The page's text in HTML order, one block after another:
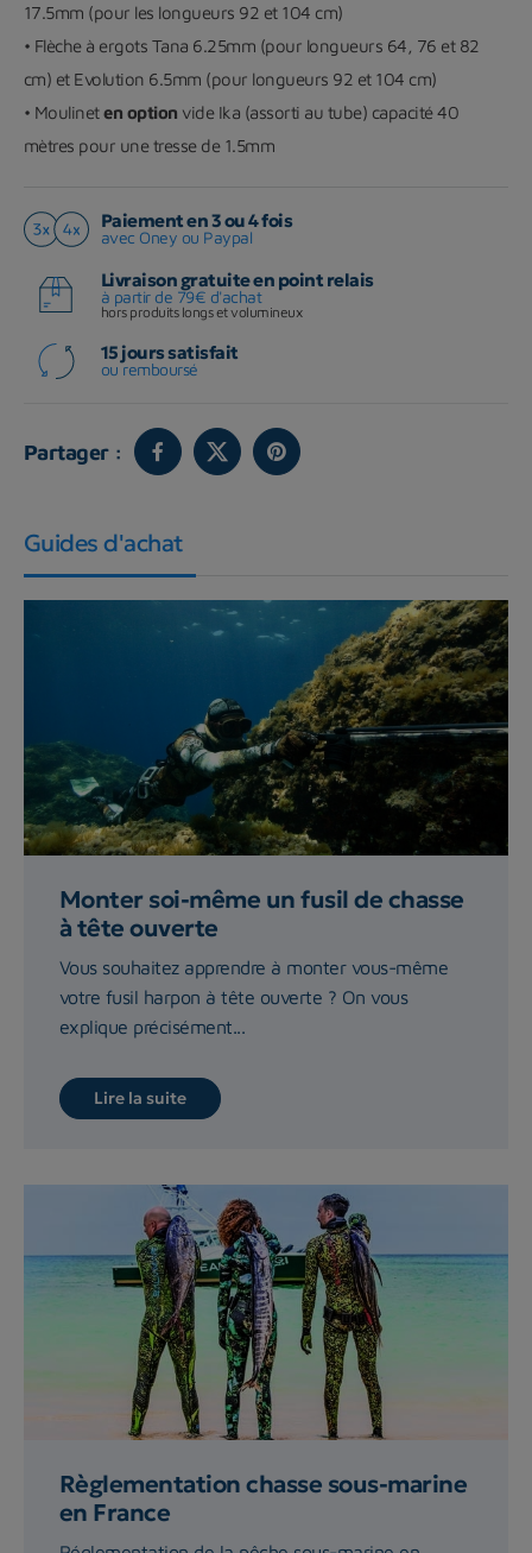
17.5mm (pour les longueurs 92 et 104 cm)
• Flèche à ergots Tana 6.25mm (pour longueurs 64, 76 et 82
cm) et Evolution 6.5mm (pour longueurs 92 et 104 cm)
• Moulineten option vide Ika (assorti au tube) capacité 40
mètres pour une tresse de 1.5mm
Paiement en 3 ou 4 fois
avec Oney ou Paypal
Livraison gratuite en point relais
à partir de 79€ d'achat
hors produits longs et volumineux
15 jours satisfait
ou remboursé
Partager :
Guides d'achat
Monter soi-même un fusil de chasse
à tête ouverte
Vous souhaitez apprendre à monter vous-même
votre fusil harpon à tête ouverte ? On vous
explique précisément...
Lire la suite
Règlementation chasse sous-marine
en France